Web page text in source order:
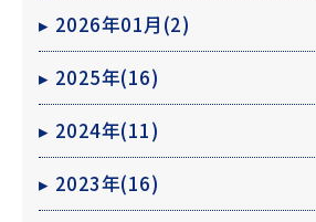
▸ 2026年01月(2)
▸ 2025年(16)
▸ 2024年(11)
▸ 2023年(16)